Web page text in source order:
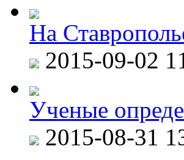
На
2015-09-02
Ученые
2015-08-31